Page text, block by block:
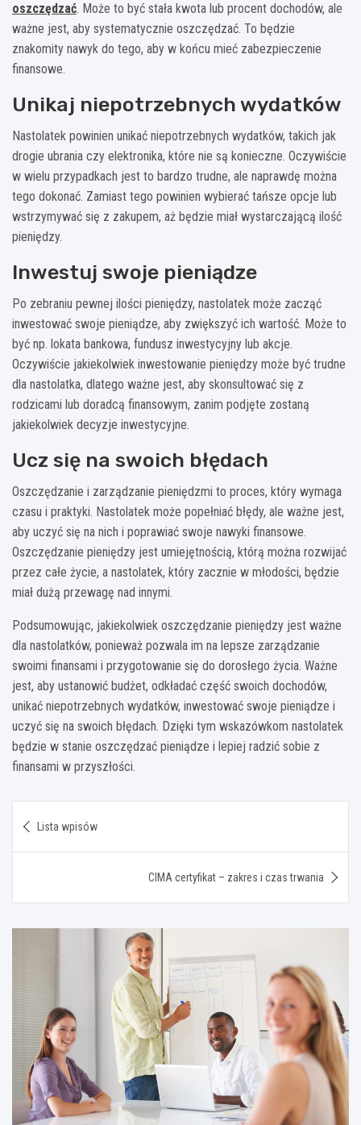
oszczędzać. Może to być stała kwota lub procent dochodów, ale
ważne jest, aby systematycznie oszczędzać. To będzie
znakomity nawyk do tego, aby w końcu mieć zabezpieczenie
finansowe.
Unikaj niepotrzebnych wydatków
Nastolatek powinien unikać niepotrzebnych wydatków, takich jak
drogie ubrania czy elektronika, które nie są konieczne. Oczywiście
w wielu przypadkach jest to bardzo trudne, ale naprawdę można
tego dokonać. Zamiast tego powinien wybierać tańsze opcje lub
wstrzymywać się z zakupem, aż będzie miał wystarczającą ilość
pieniędzy.
Inwestuj swoje pieniądze
Po zebraniu pewnej ilości pieniędzy, nastolatek może zacząć
inwestować swoje pieniądze, aby zwiększyć ich wartość. Może to
być np. lokata bankowa, fundusz inwestycyjny lub akcje.
Oczywiście jakiekolwiek inwestowanie pieniędzy może być trudne
dla nastolatka, dlatego ważne jest, aby skonsultować się z
rodzicami lub doradcą finansowym, zanim podjęte zostaną
jakiekolwiek decyzje inwestycyjne.
Ucz się na swoich błędach
Oszczędzanie i zarządzanie pieniędzmi to proces, który wymaga
czasu i praktyki. Nastolatek może popełniać błędy, ale ważne jest,
aby uczyć się na nich i poprawiać swoje nawyki finansowe.
Oszczędzanie pieniędzy jest umiejętnością, którą można rozwijać
przez całe życie, a nastolatek, który zacznie w młodości, będzie
miał dużą przewagę nad innymi.
Podsumowując, jakiekolwiek oszczędzanie pieniędzy jest ważne
dla nastolatków, ponieważ pozwala im na lepsze zarządzanie
swoimi finansami i przygotowanie się do dorosłego życia. Ważne
jest, aby ustanowić budżet, odkładać część swoich dochodów,
unikać niepotrzebnych wydatków, inwestować swoje pieniądze i
uczyć się na swoich błędach. Dzięki tym wskazówkom nastolatek
będzie w stanie oszczędzać pieniądze i lepiej radzić sobie z
finansami w przyszłości.
wpisu
Lista wpisów
CIMA certyfikat – zakres i czas trwania